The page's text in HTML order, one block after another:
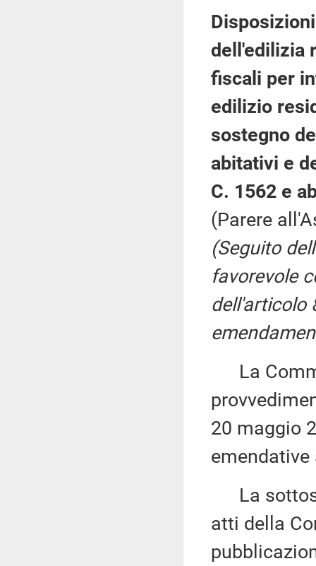
dell'edilizia
fiscali per
edilizio
sostegno
abitativi e
C. 1562 e
(Parere
(Seguito
favorevole
dell'articolo
La
20 maggio
La
atti della